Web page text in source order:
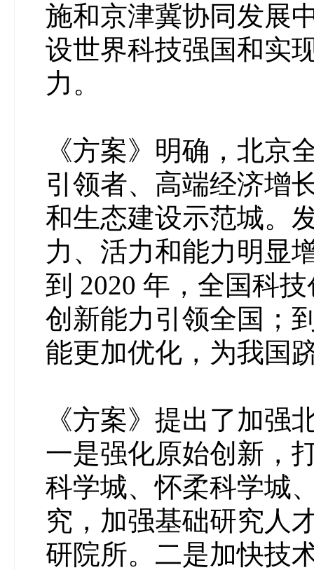
施和京津冀协同发展
设世界科技强国和实
力。
《方案》明确，北京
引领者、高端经济增
和生态建设示范城。
力、活力和能力明显
到 2020 年，全国科
创新能力引领全国；
能更加优化，为我国
《方案》提出了加强
一是强化原始创新，
科学城、怀柔科学城
究，加强基础研究人
研院所。二是加快技